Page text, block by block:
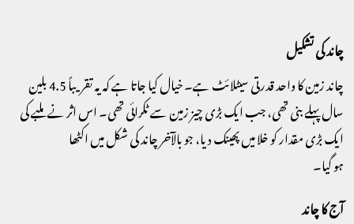
چاند کی تشکیل
چاند زمین کا واحد قدرتی سیٹلائٹ ہے۔ خیال کیا جاتا ہے کہ یہ تقریباً 4.5 بلین
سال پہلے بنی تھی، جب ایک بڑی چیز زمین سے ٹکرائی تھی۔ اس اثر نے ملبے کی
ایک بڑی مقدار کو خلا میں پھینک دیا، جو بالآخر چاند کی شکل میں اکٹھا
ہو گیا۔
آج کا چاند